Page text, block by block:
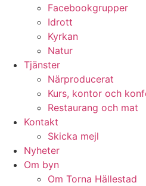
Facebookgrupper
Idrott
Kyrkan
Natur
Tjänster
Närproducerat
Kurs, kontor och
Restaurang och mat
Kontakt
Skicka mejl
Nyheter
Om byn
Om Torna Hällestad